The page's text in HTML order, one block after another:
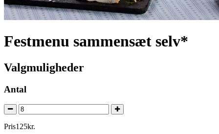
Festmenu sammensæt selv*
Valgmuligheder
Antal
Pris125kr.